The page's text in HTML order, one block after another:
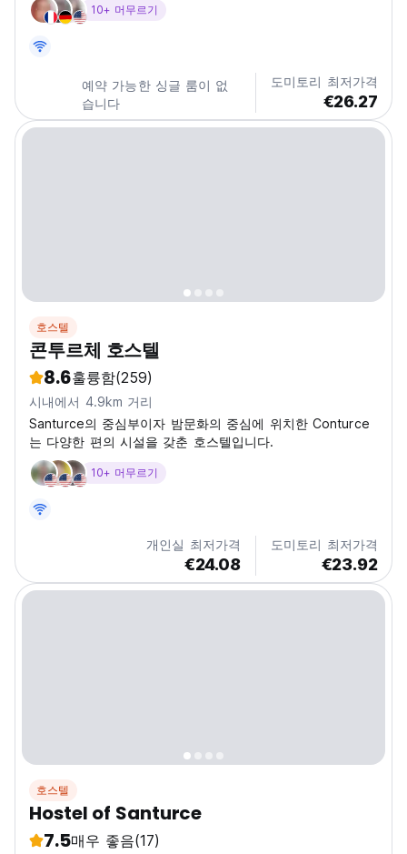
10+ 머무르기
예약 가능한 싱글 룸이 없
습니다
도미토리 최저가격
€26.27
호스텔
콘투르체 호스텔
8.6훌륭함(259)
시내에서 4.9km 거리
Santurce의 중심부이자 밤문화의 중심에 위치한 Conturce
는 다양한 편의 시설을 갖춘 호스텔입니다.
10+ 머무르기
개인실 최저가격
€24.08
도미토리 최저가격
€23.92
호스텔
Hostel of Santurce
7.5매우 좋음(17)